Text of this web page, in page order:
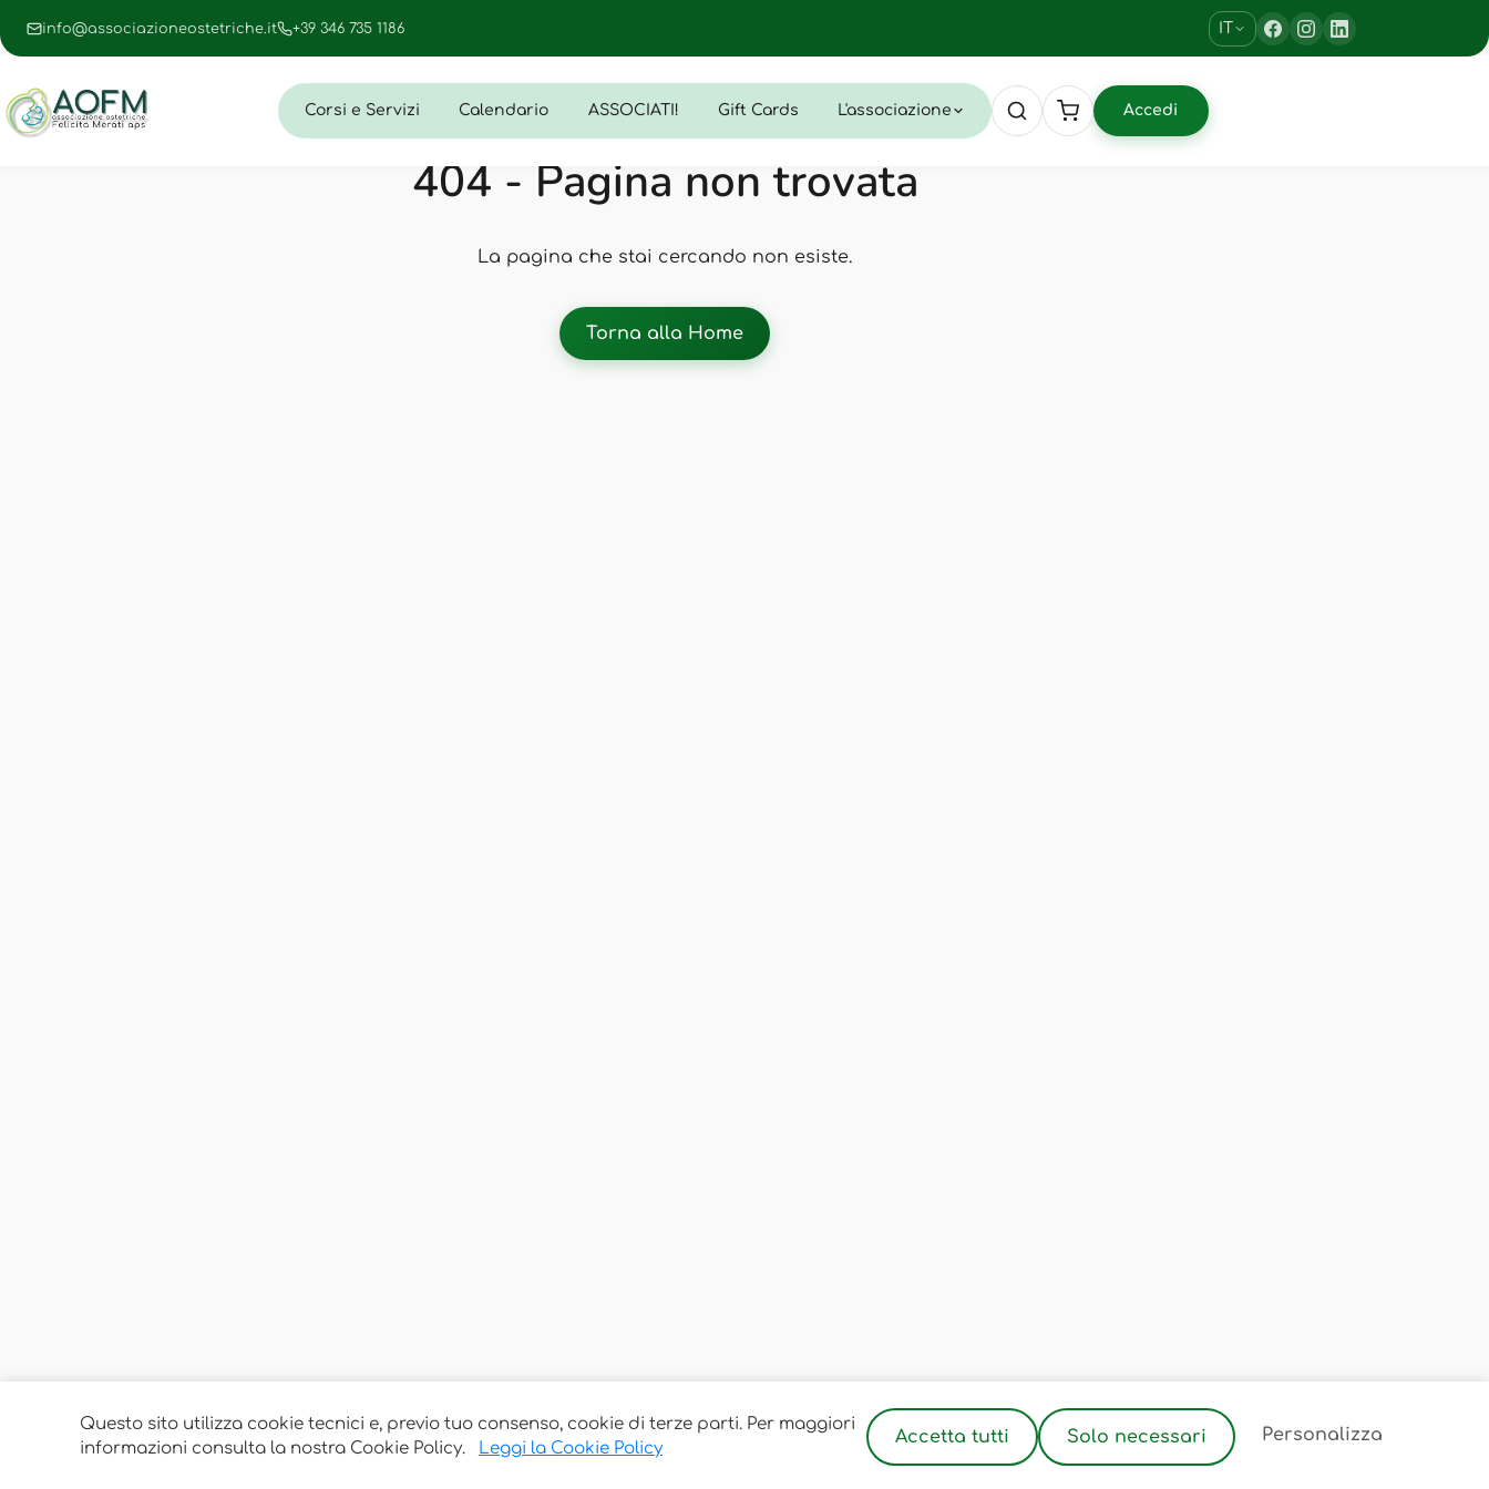
info@associazioneostetriche.it +39 346 735 1186 IT
Corsi e Servizi Calendario ASSOCIATI! Gift Cards L'associazione Accedi
404 - Pagina non trovata
La pagina che stai cercando non esiste.
Torna alla Home
Questo sito utilizza cookie tecnici e, previo tuo consenso, cookie di terze parti. Per maggiori
informazioni consulta la nostra Cookie Policy.
Leggi la Cookie Policy
Accetta tutti Solo necessari Personalizza